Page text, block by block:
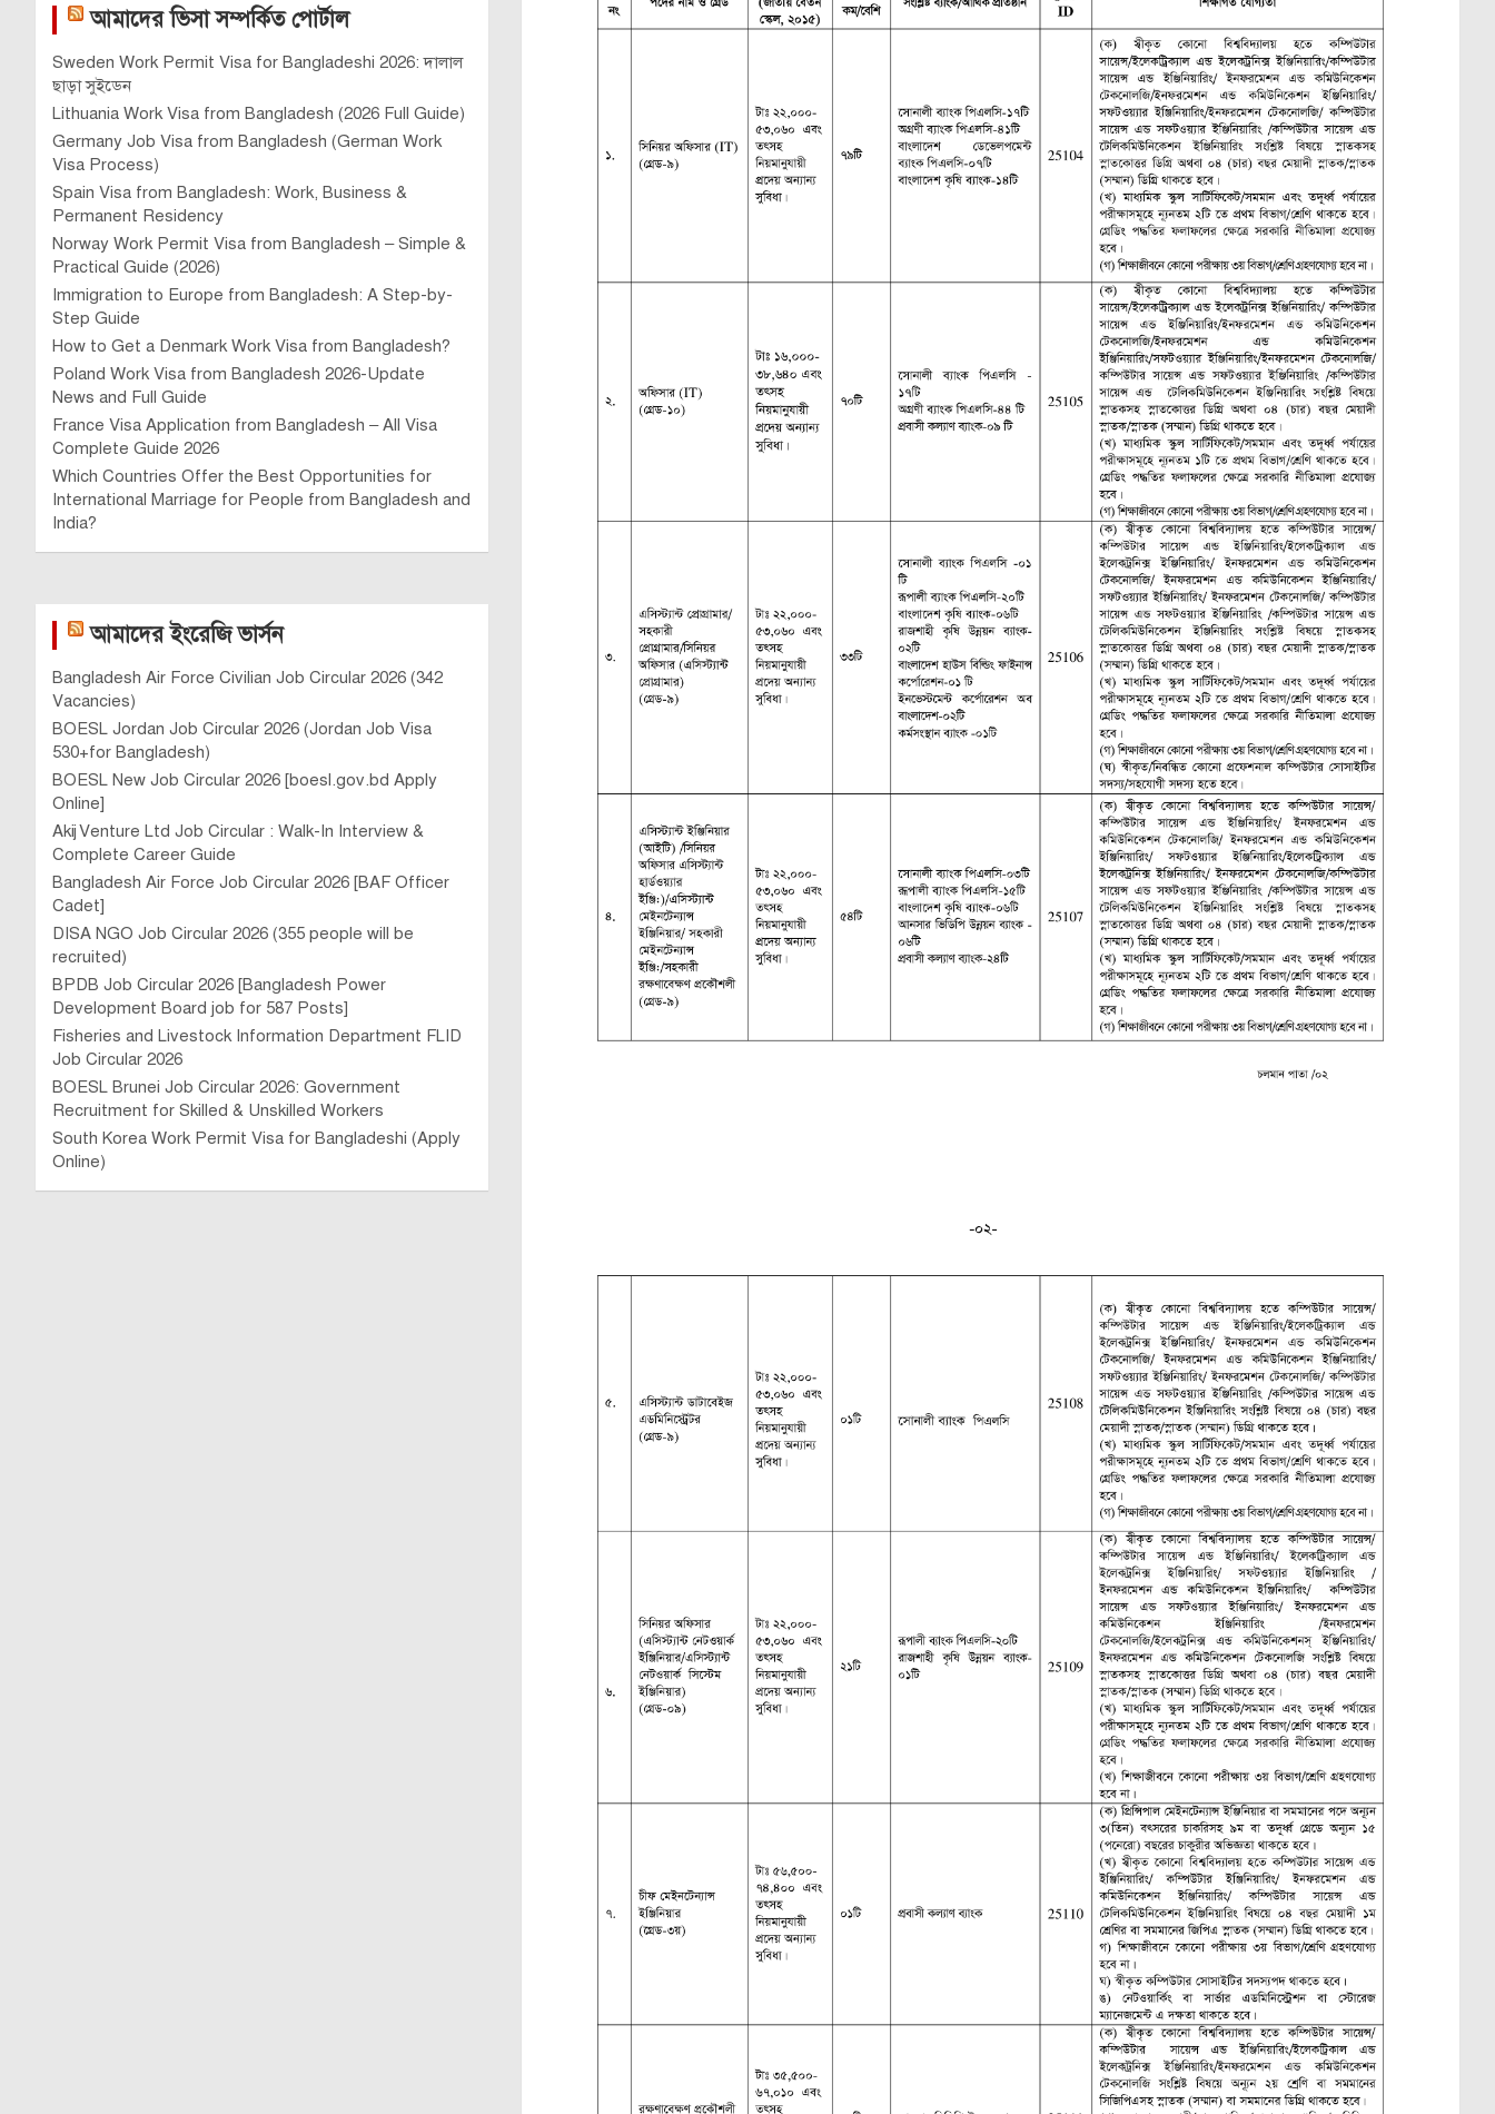
আমাদের ভিসা সম্পর্কিত পোর্টাল
Sweden Work Permit Visa for Bangladeshi 2026: দালাল
ছাড়া সুইডেন
Lithuania Work Visa from Bangladesh (2026 Full Guide)
Germany Job Visa from Bangladesh (German Work
Visa Process)
Spain Visa from Bangladesh: Work, Business &
Permanent Residency
Norway Work Permit Visa from Bangladesh – Simple &
Practical Guide (2026)
Immigration to Europe from Bangladesh: A Step-by-
Step Guide
How to Get a Denmark Work Visa from Bangladesh?
Poland Work Visa from Bangladesh 2026-Update
News and Full Guide
France Visa Application from Bangladesh – All Visa
Complete Guide 2026
Which Countries Offer the Best Opportunities for
International Marriage for People from Bangladesh and
India?
আমাদের ইংরেজি ভার্সন
Bangladesh Air Force Civilian Job Circular 2026 (342
Vacancies)
BOESL Jordan Job Circular 2026 (Jordan Job Visa
530+for Bangladesh)
BOESL New Job Circular 2026 [boesl.gov.bd Apply
Online]
Akij Venture Ltd Job Circular : Walk-In Interview &
Complete Career Guide
Bangladesh Air Force Job Circular 2026 [BAF Officer
Cadet]
DISA NGO Job Circular 2026 (355 people will be
recruited)
BPDB Job Circular 2026 [Bangladesh Power
Development Board job for 587 Posts]
Fisheries and Livestock Information Department FLID
Job Circular 2026
BOESL Brunei Job Circular 2026: Government
Recruitment for Skilled & Unskilled Workers
South Korea Work Permit Visa for Bangladeshi (Apply
Online)